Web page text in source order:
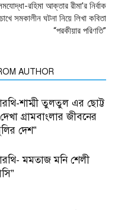
রহিমা আক্তার রীমা’র নির্বাক
সমকালীন ঘটনা নিয়ে লিখা কবিতা
“পরকীয়ার পরিণতি”
AUTHOR
শাম্মী তুলতুল এর ছোট্ট
গ্রামবাংলার জীবনের
দেশ”
মমতাজ মনি শেলী